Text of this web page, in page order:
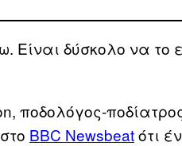
Είναι δύσκολο να
ποδολόγος-
BBC Newsbeatότι